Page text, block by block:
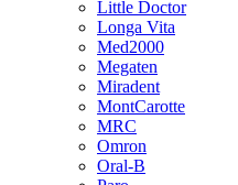
Little Doctor
Longa Vita
Med2000
Megaten
Miradent
MontCarotte
MRC
Omron
Oral-B